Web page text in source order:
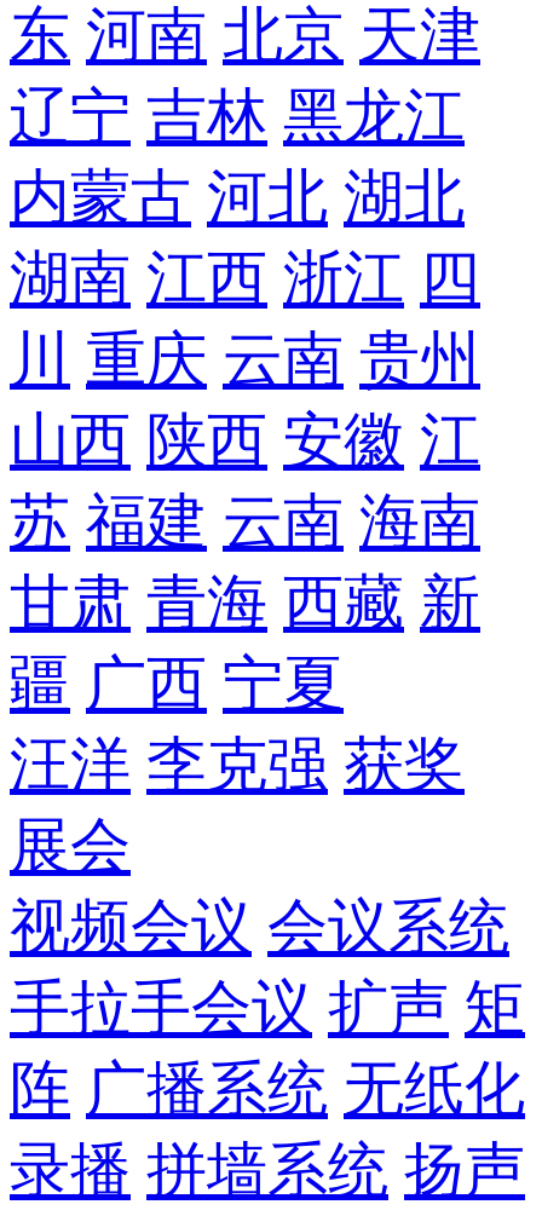
东 河南 北京 天津
辽宁 吉林 黑龙江
内蒙古 河北 湖北
湖南 江西 浙江 四
川
重庆 云南 贵州
山西 陕西 安徽 江
苏 福建 云南 海南
甘肃 青海 西藏 新
疆 广西 宁夏
汪洋 李克强 获奖
展会
视频会议 会议系统
手拉手会议 扩声 矩
阵 广播系统 无纸化
录播 拼墙系统 扬声